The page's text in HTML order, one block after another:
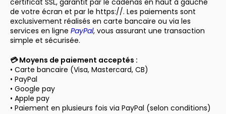
certificat SSL, garantit par le cadenas en haut à gauche
de votre écran et par le https://. Les paiements sont
exclusivement réalisés en carte bancaire ou via les
services en ligne PayPal, vous assurant une transaction
simple et sécurisée.
💳 Moyens de paiement acceptés :
• Carte bancaire (Visa, Mastercard, CB)
• PayPal
• Google pay
• Apple pay
• Paiement en plusieurs fois via PayPal (selon conditions)